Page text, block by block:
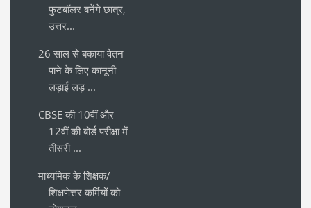
फुटबॉलर बनेंगे छात्र,
उत्तर...
26 साल से बकाया वेतन
पाने के लिए कानूनी
लड़ाई लड़ ...
CBSE की 10वीं और
12वीं की बोर्ड परीक्षा में
तीसरी ...
माध्यमिक के शिक्षक/
शिक्षणेत्तर कर्मियों को